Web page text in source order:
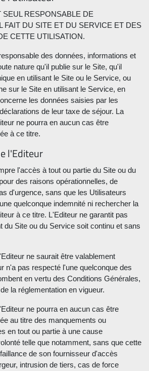
SEUL RESPONSABLE DE
FAIT DU SITE ET DU SERVICE ET DES
CETTE UTILISATION.
des données, informations et
nature qu'il publie sur le Site, qu'il
en utilisant le Site ou le Service, ou
sur le Site en utilisant le Service, en
les données saisies par les
de leur taxe de séjour. La
ne pourra en aucun cas être
à ce titre.
l'Editeur
l'accès à tout ou partie du Site ou du
des raisons opérationnelles, de
d'urgence, sans que les Utilisateurs
quelconque indemnité ni rechercher la
à ce titre. L'Editeur ne garantit pas
du Site ou du Service soit continu et sans
ne saurait être valablement
n'a pas respecté l'une quelconque des
en vertu des Conditions Générales,
la réglementation en vigueur.
ne pourra en aucun cas être
au titre des manquements ou
en tout ou partie à une cause
telle que notamment, sans que cette
de son fournisseur d'accès
intrusion de tiers, cas de force